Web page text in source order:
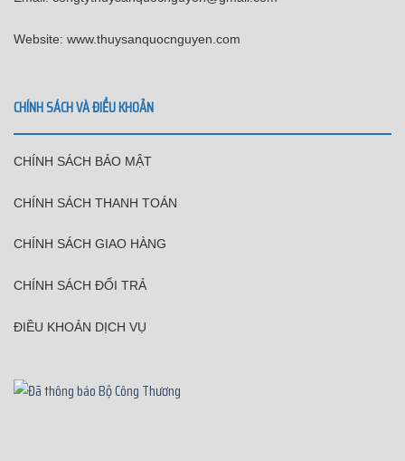
Website: www.thuysanquocnguyen.com
CHÍNH SÁCH VÀ ĐIỀU KHOẢN
CHÍNH SÁCH BẢO MẬT
CHÍNH SÁCH THANH TOÁN
CHÍNH SÁCH GIAO HÀNG
CHÍNH SÁCH ĐỔI TRẢ
ĐIỀU KHOẢN DỊCH VỤ